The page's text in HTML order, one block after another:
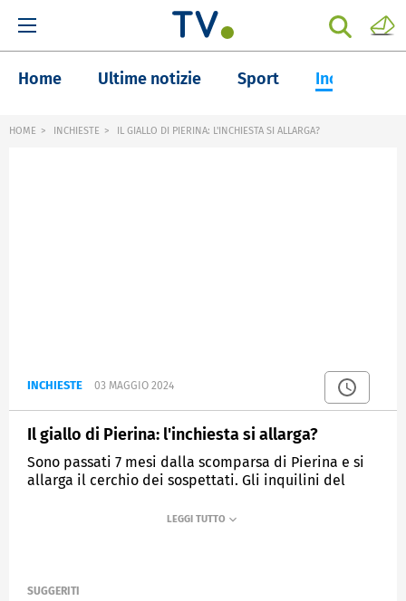
Home Ultime notizie Sport Inchieste
HOME INCHIESTE IL GIALLO DI PIERINA: L'INCHIESTA SI ALLARGA?
INCHIESTE 03 MAGGIO 2024
Il giallo di Pierina: l'inchiesta si allarga?
Sono passati 7 mesi dalla scomparsa di Pierina e si
allarga il cerchio dei sospettati. Gli inquilini del
ruolo nel delitto di Pierina?
SUGGERITI